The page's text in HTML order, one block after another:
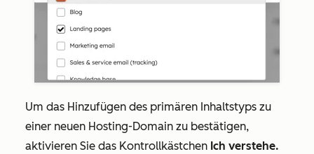
Um das Hinzufügen des primären Inhaltstyps zu
einer neuen Hosting-Domain zu bestätigen,
aktivieren Sie das Kontrollkästchen Ich verstehe.